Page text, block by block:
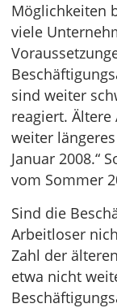
Möglichkeiten
viele
sind weiter
reagiert.
weiter
Januar 2008.“
vom Sommer
Sind die
Arbeitloser
Zahl der
etwa nicht